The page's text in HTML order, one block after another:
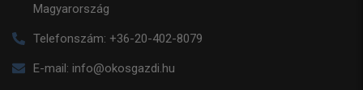
Magyarország
Telefonszám: +36-20-402-8079
E-mail: info@okosgazdi.hu